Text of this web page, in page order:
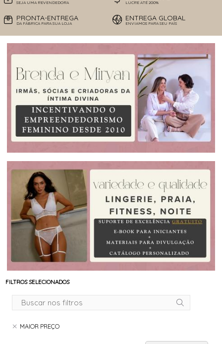
SEJA UMA REVENDEDORA LUCRE ATÉ 200%
PRONTA-ENTREGA
DA FÁBRICA PARA SUA LOJA
ENTREGA GLOBAL
ENVIAMOS PARA SEU PAÍS
FILTROS SELECIONADOS
MAIOR PREÇO